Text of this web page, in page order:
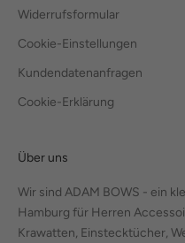
Widerrufsformular
Cookie-Einstellungen
Kundendatenanfragen
Cookie-Erklärung
Über uns
Wir sind ADAM BOWS - ein
Hamburg für Herren
Krawatten, Einstecktücher,